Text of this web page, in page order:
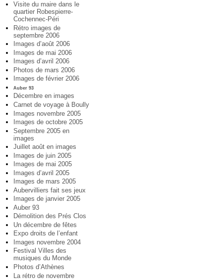
Visite du maire dans le
quartier Robespierre-
Cochennec-Péri
Rétro images de
septembre 2006
Images d’août 2006
Images de mai 2006
Images d’avril 2006
Photos de mars 2006
Images de février 2006
Auber 93
Décembre en images
Carnet de voyage à Boully
Images novembre 2005
Images de octobre 2005
Septembre 2005 en
images
Juillet août en images
Images de juin 2005
Images de mai 2005
Images d’avril 2005
Images de mars 2005
Aubervilliers fait ses jeux
Images de janvier 2005
Auber 93
Démolition des Prés Clos
Un décembre de fêtes
Expo droits de l’enfant
Images novembre 2004
Festival Villes des
musiques du Monde
Photos d’Athènes
La rétro de novembre